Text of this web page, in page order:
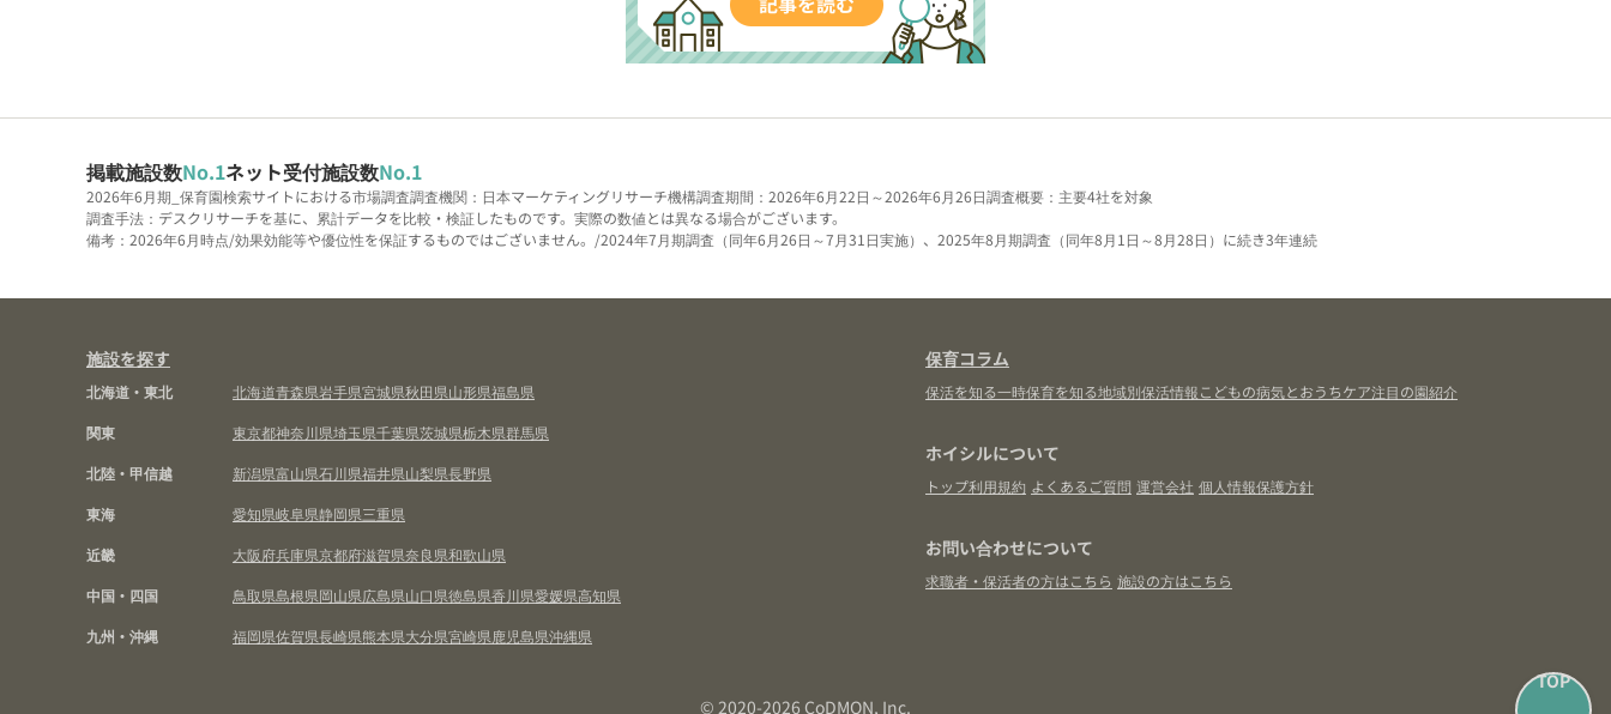
TOP
掲載施設数No.1ネット受付施設数No.1
2026年6月期_保育園検索サイトにおける市場調査調査機関：日本マーケティングリサーチ機構調査期間：2026年6月22日～2026年6月26日調査概要：主要4社を対象
調査手法：デスクリサーチを基に、累計データを比較・検証したものです。実際の数値とは異なる場合がございます。
備考：2026年6月時点/効果効能等や優位性を保証するものではございません。/2024年7月期調査（同年6月26日～7月31日実施）、2025年8月期調査（同年8月1日～8月28日）に続き3年連続
施設を探す
北海道・東北 北海道青森県岩手県宮城県秋田県山形県福島県
関東
東京都神奈川県埼玉県千葉県茨城県栃木県群馬県
北陸・甲信越
新潟県富山県石川県福井県山梨県長野県
東海
愛知県岐阜県静岡県三重県
近畿
大阪府兵庫県京都府滋賀県奈良県和歌山県
中国・四国
鳥取県島根県岡山県広島県山口県徳島県香川県愛媛県高知県
九州・沖縄
福岡県佐賀県長崎県熊本県大分県宮崎県鹿児島県沖縄県
保育コラム
保活を知る一時保育を知る地域別保活情報こどもの病気とおうちケア注目の園紹介
ホイシルについて
トップ利用規約 よくあるご質問 運営会社 個人情報保護方針
お問い合わせについて
求職者・保活者の方はこちら 施設の方はこちら
© 2020-2026 CoDMON, Inc.